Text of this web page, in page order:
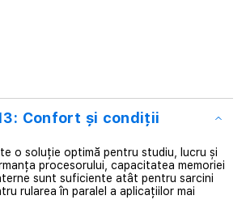
Confort și condiții
o soluție optimă pentru studiu, lucru și
procesorului, capacitatea memoriei
sunt suficiente atât pentru sarcini
rularea în paralel a aplicațiilor mai